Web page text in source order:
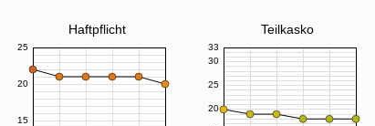
Haftpflicht Teilkasko
15
20
25
20
25
30
33